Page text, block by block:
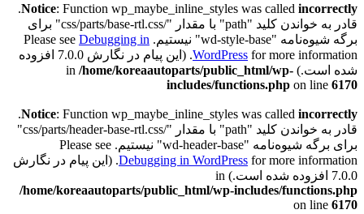
Notice: Function wp_maybe_inline_styles was called incorrectly
.
قادر به خواندن کلید "path" با مقدار "/css/parts/base-rtl.css" برای
برگه شیوه‌نامه "wd-style-base" نیستیم. Please see
Debugging in
WordPress
for more information. (این پیام در نگارش 7.0.0 افزوده
شده است.) in /home/koreaautoparts/public_html/wp-
includes/functions.php on line 6170
Notice: Function wp_maybe_inline_styles was called incorrectly
.
قادر به خواندن کلید "path" با مقدار "/css/parts/header-base-rtl.css"
برای برگه شیوه‌نامه "wd-header-base" نیستیم. Please see
Debugging in WordPressfor more information. (این پیام در نگارش
7.0.0 افزوده شده است.) in
/home/koreaautoparts/public_html/wp-includes/functions.php
on line 6170